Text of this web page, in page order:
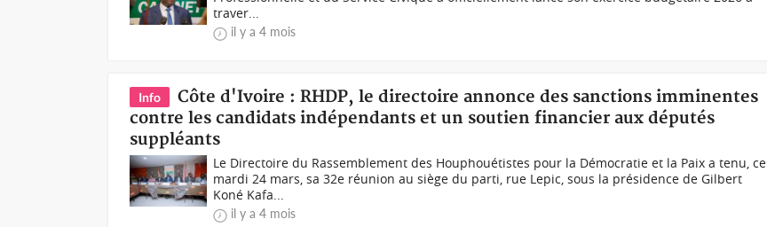
traver...
il y a 4 mois
Info
Côte d'Ivoire : RHDP, le directoire annonce des sanctions imminentes
contre les candidats indépendants et un soutien financier aux députés
suppléants
Le Directoire du Rassemblement des Houphouétistes pour la Démocratie et la Paix a tenu, ce
mardi 24 mars, sa 32e réunion au siège du parti, rue Lepic, sous la présidence de Gilbert
Koné Kafa...
il y a 4 mois